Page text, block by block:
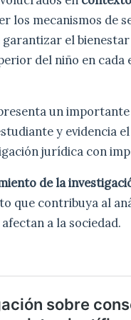
los mecanismos de
el bienestar
del niño en cada
un
y evidencia
jurídica con
de la
que contribuya al
a la sociedad.